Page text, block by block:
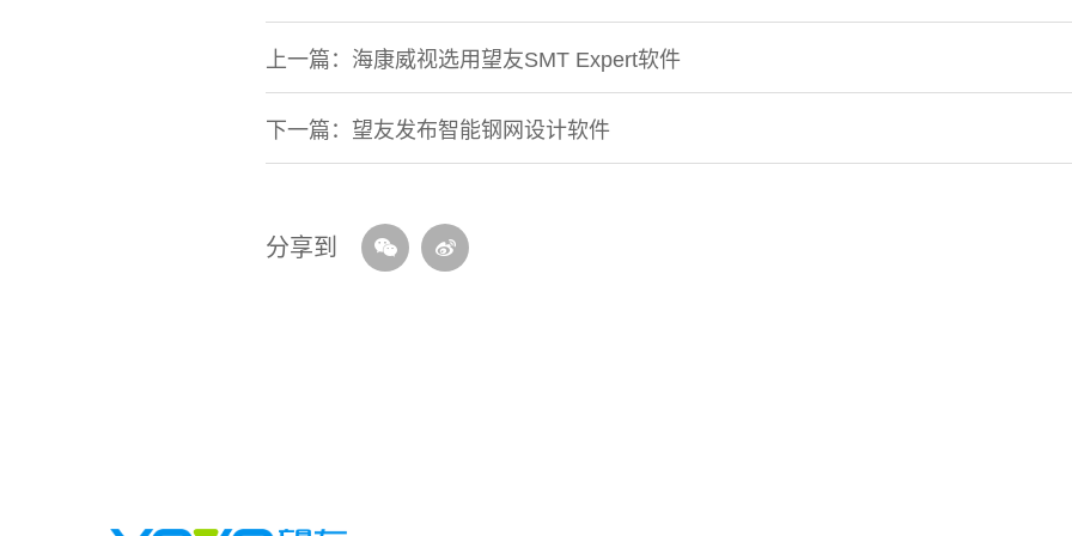
上一篇：海康威视选用望友SMT Expert软件
下一篇：望友发布智能钢网设计软件
分享到